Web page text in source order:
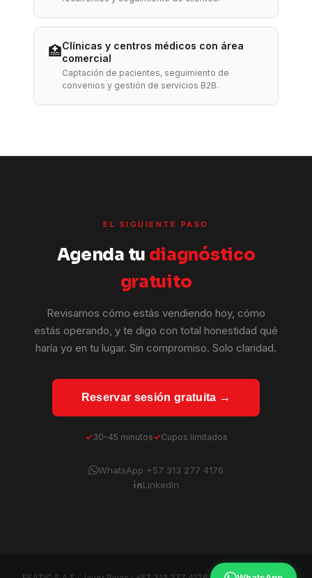
🏥Clínicas y centros médicos con área
comercial
Captación de pacientes, seguimiento de
convenios y gestión de servicios B2B.
EL SIGUIENTE PASO
Agenda tu diagnóstico
gratuito
Revisamos cómo estás vendiendo hoy, cómo
estás operando, y te digo con total honestidad qué
haría yo en tu lugar. Sin compromiso. Solo claridad.
Reservar sesión gratuita →
30–45 minutos Cupos limitados
WhatsApp +57 313 277 4176
LinkedIn